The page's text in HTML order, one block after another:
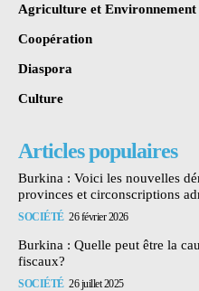
Agriculture et Environnement
Coopération
Diaspora
Culture
Articles populaires
Burkina : Voici les nouvelles
provinces et circonscriptions
SOCIÉTÉ 26 février 2026
Burkina : Quelle peut être la
fiscaux?
SOCIÉTÉ 26 juillet 2025